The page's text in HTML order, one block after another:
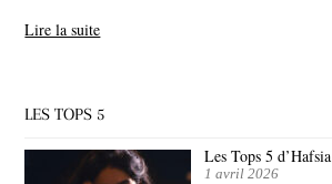
Lire la suite
LES TOPS 5
Les Tops 5
1 avril 2026